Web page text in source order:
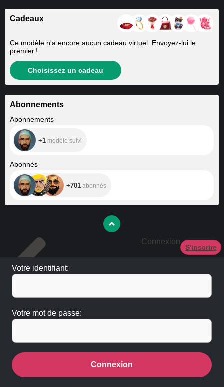
Cadeaux
Ce modèle n'a encore aucun cadeau virtuel. Envoyez-lui le
premier !
Choisissez un cadeau
Abonnements
Abonnements
+1 modèle suivi
Abonnés
+701 abonnés
Connexion
S'inscrire
Votre identifiant:
Votre mot de passe:
Connexion